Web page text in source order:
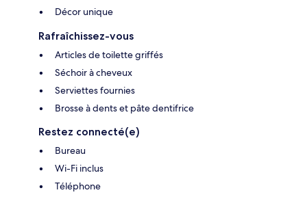
Décor unique
Rafraîchissez-vous
Articles de toilette griffés
Séchoir à cheveux
Serviettes fournies
Brosse à dents et pâte dentifrice
Restez connecté(e)
Bureau
Wi-Fi inclus
Téléphone